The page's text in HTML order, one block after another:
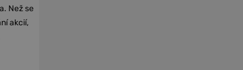
Než se
akcií,